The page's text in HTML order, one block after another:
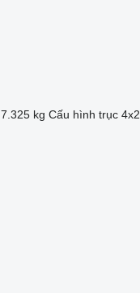
7.325 kg Cấu hình trục 4x2